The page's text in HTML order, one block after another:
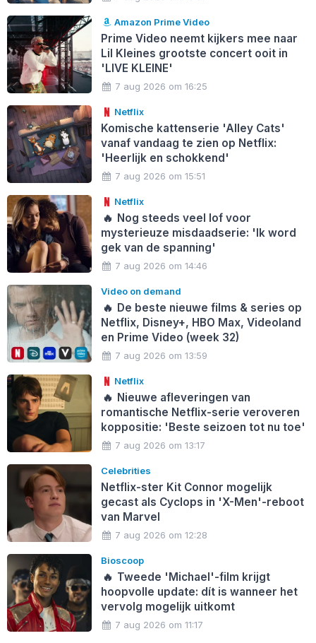
Amazon Prime Video
Prime Video neemt kijkers mee naar
Lil Kleines grootste concert ooit in
'LIVE KLEINE'
7 aug 2026 om 16:25
Netflix
Komische kattenserie 'Alley Cats'
vanaf vandaag te zien op Netflix:
'Heerlijk en schokkend'
7 aug 2026 om 15:51
Netflix
🔥 Nog steeds veel lof voor
mysterieuze misdaadserie: 'Ik word
gek van de spanning'
7 aug 2026 om 14:46
Video on demand
🔥 De beste nieuwe films & series op
Netflix, Disney+, HBO Max, Videoland
en Prime Video (week 32)
7 aug 2026 om 13:59
Netflix
🔥 Nieuwe afleveringen van
romantische Netflix-serie veroveren
koppositie: 'Beste seizoen tot nu toe'
7 aug 2026 om 13:17
Celebrities
Netflix-ster Kit Connor mogelijk
gecast als Cyclops in 'X-Men'-reboot
van Marvel
7 aug 2026 om 12:28
Bioscoop
🔥 Tweede 'Michael'-film krijgt
hoopvolle update: dít is wanneer het
vervolg mogelijk uitkomt
7 aug 2026 om 11:17